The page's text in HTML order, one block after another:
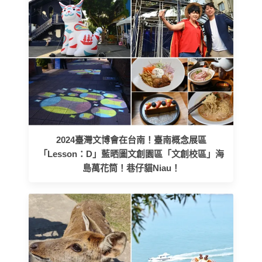
2024臺灣文博會在台南！臺南概念展區
「Lesson：D」藍晒圖文創園區「文創校區」海
島萬花筒！巷仔貓Niau！